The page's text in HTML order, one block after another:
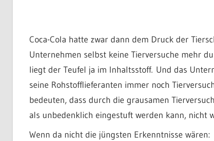
Coca-Cola hatte zwar dann dem Druck der
Unternehmen selbst keine Tierversuche mehr
liegt der Teufel ja im Inhaltsstoff. Und das
seine Rohstofflieferanten immer noch
bedeuten, dass durch die grausamen
als unbedenklich eingestuft werden kann, nicht
Wenn da nicht die jüngsten Erkenntnisse wären: